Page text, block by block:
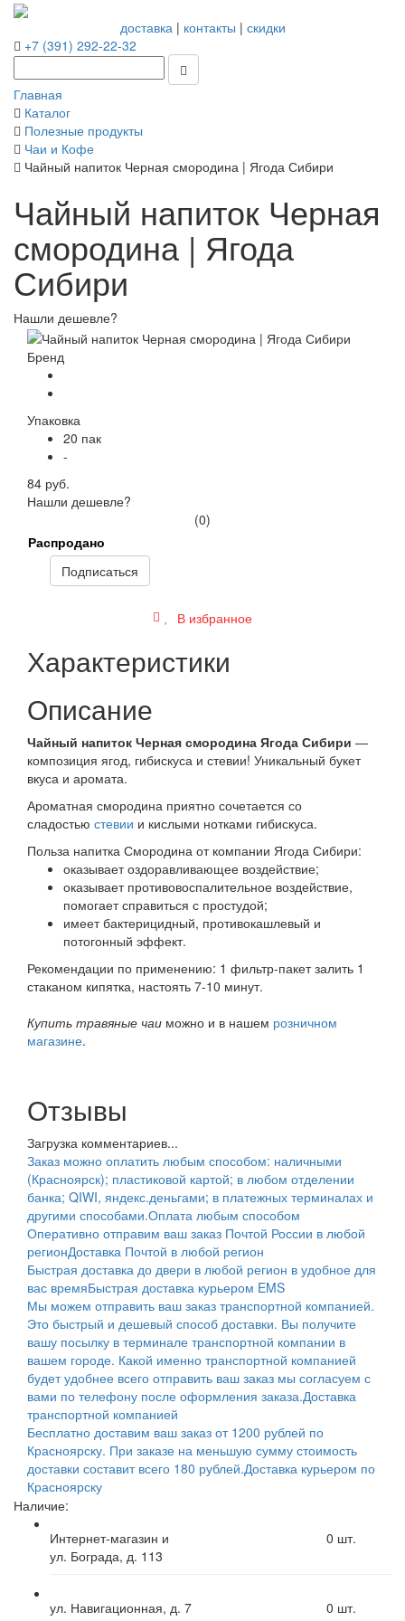
доставка| контакты | скидки
+7 (391) 292-22-32
Главная
Каталог
Полезные продукты
Чаи и Кофе
Чайный напиток Черная смородина | Ягода Сибири
Чайный напиток Черная
смородина | Ягода
Сибири
Нашли дешевле?
Бренд
Упаковка
20 пак
-
84 руб.
Нашли дешевле?
(0)
Распродано
Подписаться
В избранное
Характеристики
Описание
Чайный напиток Черная смородина Ягода Сибири —
композиция ягод, гибискуса и стевии! Уникальный букет
вкуса и аромата.
Ароматная смородина приятно сочетается со
сладостью стевии и кислыми нотками гибискуса.
Польза напитка Смородина от компании Ягода Сибири:
оказывает оздоравливающее воздействие;
оказывает противовоспалительное воздействие,
помогает справиться с простудой;
имеет бактерицидный, противокашлевый и
потогонный эффект.
Рекомендации по применению: 1 фильтр-пакет залить 1
стаканом кипятка, настоять 7-10 минут.
Купить травяные чаи можно и в нашем розничном
магазине.
Отзывы
Загрузка комментариев...
Заказ можно оплатить любым способом: наличными
(Красноярск); пластиковой картой; в любом отделении
банка; QIWI, яндекс.деньгами; в платежных терминалах и
другими способами.Оплата любым способом
Оперативно отправим ваш заказ Почтой России в любой
регионДоставка Почтой в любой регион
Быстрая доставка до двери в любой регион в удобное для
вас времяБыстрая доставка курьером EMS
Мы можем отправить ваш заказ транспортной компанией.
Это быстрый и дешевый способ доставки. Вы получите
вашу посылку в терминале транспортной компании в
вашем городе. Какой именно транспортной компанией
будет удобнее всего отправить ваш заказ мы согласуем с
вами по телефону после оформления заказа.Доставка
транспортной компанией
Бесплатно доставим ваш заказ от 1200 рублей по
Красноярску. При заказе на меньшую сумму стоимость
доставки составит всего 180 рублей.Доставка курьером по
Красноярску
Наличие:
Интернет-магазин и
ул. Бограда, д. 113
0 шт.
ул. Навигационная, д. 7 0 шт.